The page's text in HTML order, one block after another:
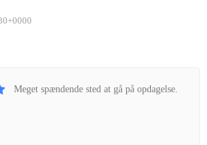
Meget spændende sted at gå på opdagelse.